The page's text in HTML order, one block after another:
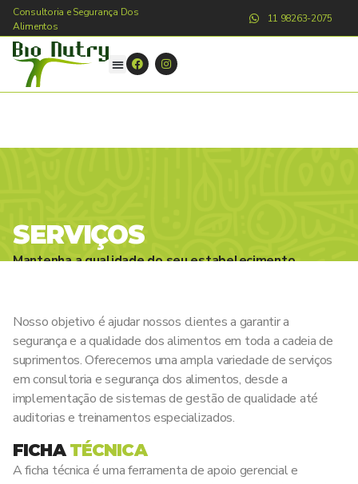
Consultoria e Segurança Dos
Alimentos
11 98263-2075
SERVIÇOS
Mantenha a qualidade do seu estabelecimento
Nosso objetivo é ajudar nossos clientes a garantir a
segurança e a qualidade dos alimentos em toda a cadeia de
suprimentos. Oferecemos uma ampla variedade de serviços
em consultoria e segurança dos alimentos, desde a
implementação de sistemas de gestão de qualidade até
auditorias e treinamentos especializados.
FICHA TÉCNICA
A ficha técnica é uma ferramenta de apoio gerencial e